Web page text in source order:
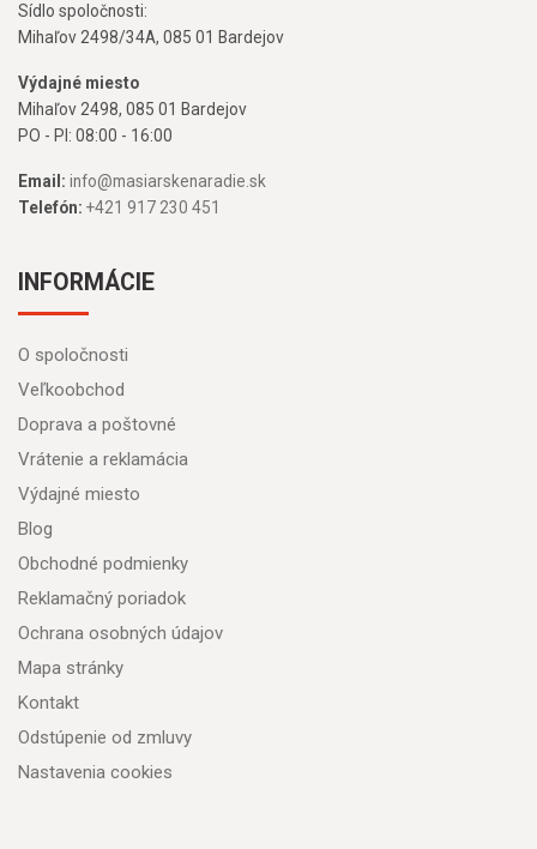
Sídlo spoločnosti:
Mihaľov 2498/34A, 085 01 Bardejov
Výdajné miesto
Mihaľov 2498, 085 01 Bardejov
PO - PI: 08:00 - 16:00
Email: info@masiarskenaradie.sk
Telefón: +421 917 230 451
INFORMÁCIE
O spoločnosti
Veľkoobchod
Doprava a poštovné
Vrátenie a reklamácia
Výdajné miesto
Blog
Obchodné podmienky
Reklamačný poriadok
Ochrana osobných údajov
Mapa stránky
Kontakt
Odstúpenie od zmluvy
Nastavenia cookies